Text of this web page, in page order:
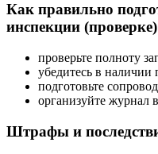
Как правильно
инспекции
проверьте полноту
убедитесь в наличии
подготовьте
организуйте журнал
Штрафы и